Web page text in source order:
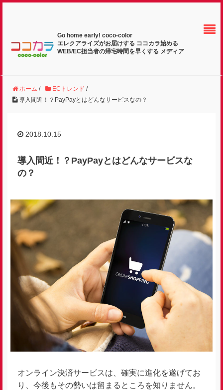
Go home early! coco-color
エレクアライズがお届けする ココカラ始める
WEB/EC担当者の帰宅時間を早くする メディア
ホーム / ECトレンド /
導入間近！？PayPayとはどんなサービスなの？
2018.10.15
導入間近！？PayPayとはどんなサービスな
の？
オンライン決済サービスは、確実に進化を遂げてお
り、今後もその勢いは留まるところを知りません。